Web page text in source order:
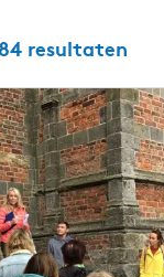
resultaten